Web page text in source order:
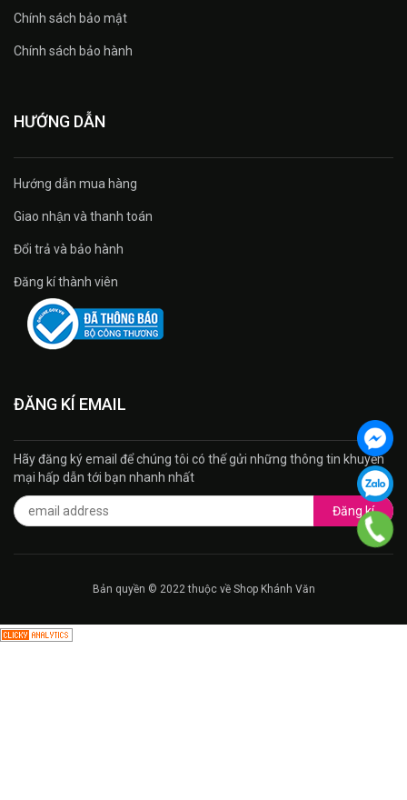
Chính sách bảo mật
Chính sách bảo hành
HƯỚNG DẪN
Hướng dẫn mua hàng
Giao nhận và thanh toán
Đổi trả và bảo hành
Đăng kí thành viên
ĐĂNG KÍ EMAIL
Hãy đăng ký email để chúng tôi có thế gửi những thông tin khuyến
mại hấp dẫn tới bạn nhanh nhất
Đăng kí
Bản quyền © 2022 thuộc về Shop Khánh Văn